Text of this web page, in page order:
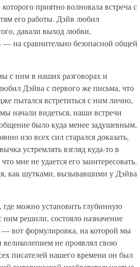
приятно волновала встреча с
его работы. Дэйв любил
давали выход любви,
— на сравнительно безопасной общей
с ним в наших разговорах и
Дэйва с первого же письма, что
пытался встретиться с ним лично,
начали видеться, наши встречи
было куда менее задушевным,
изо всех сил старался доказать,
устремлять взгляд куда-то в
мне не удается его заинтересовать.
как шутками, вызывавшими у Дэйва
можно установить глубинную
решили, состояло назначение
— вот формулировка, на которой мы
великолепием не проявлял свою
писателей нашего времени он был